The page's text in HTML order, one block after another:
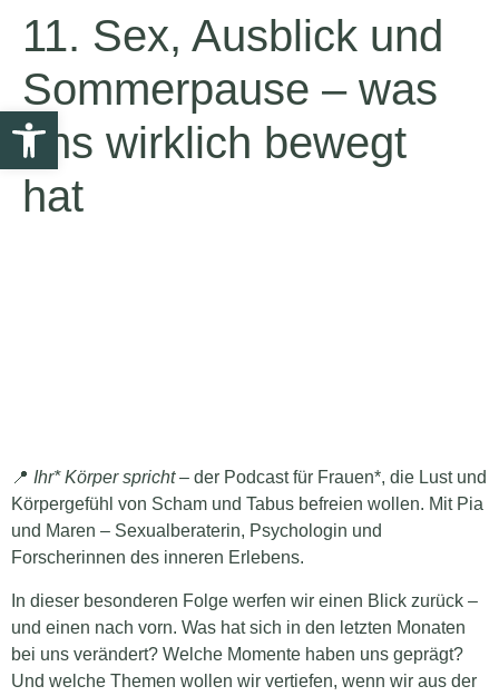
Open toolbar
11. Sex, Ausblick und
Sommerpause – was
uns wirklich bewegt
hat
📍 Ihr* Körper spricht– der Podcast für Frauen*, die Lust und
Körpergefühl von Scham und Tabus befreien wollen. Mit Pia
und Maren – Sexualberaterin, Psychologin und
Forscherinnen des inneren Erlebens.
In dieser besonderen Folge werfen wir einen Blick zurück –
und einen nach vorn. Was hat sich in den letzten Monaten
bei uns verändert? Welche Momente haben uns geprägt?
Und welche Themen wollen wir vertiefen, wenn wir aus der